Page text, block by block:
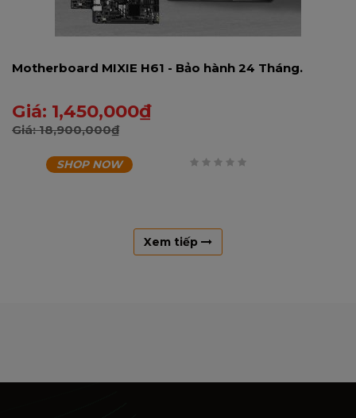
Motherboard MIXIE H61 - Bảo hành 24 Tháng.
Giá: 1,450,000₫
Giá:18,900,000₫
SHOP NOW
Xem tiếp